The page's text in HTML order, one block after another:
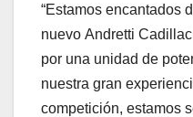
“Estamos encantados
nuevo Andretti
por una unidad de
nuestra gran
competición, estamos